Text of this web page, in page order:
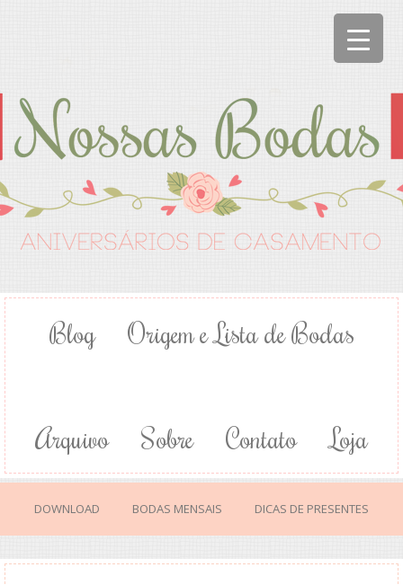
Blog Origem e Lista de Bodas
Arquivo Sobre Contato Loja
DOWNLOAD BODAS MENSAIS DICAS DE PRESENTES